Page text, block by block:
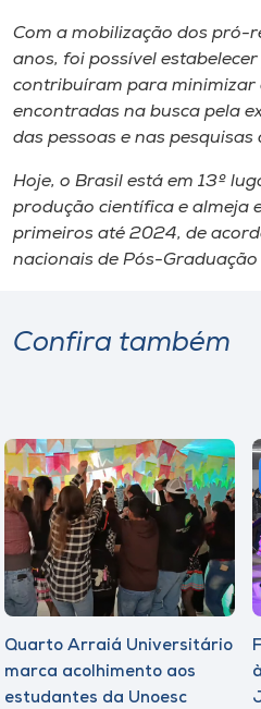
Com a mobilização dos pró-
anos, foi possível
contribuíram para minimizar
encontradas na busca pela
das pessoas e nas
Hoje, o Brasil está em 13º
produção científica e almeja
primeiros até 2024, de
nacionais de Pós-Graduação
Confira também
Quarto Arraiá Universitário
marca acolhimento aos
estudantes da Unoesc